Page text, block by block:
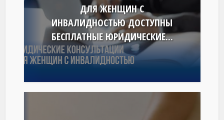
ДЛЯ ЖЕНЩИН С
ИНВАЛИДНОСТЬЮ ДОСТУПНЫ
БЕСПЛАТНЫЕ ЮРИДИЧЕСКИЕ...